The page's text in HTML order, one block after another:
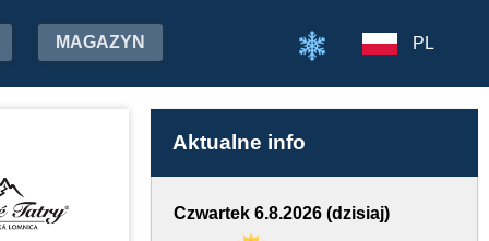
MAGAZYN PL
Aktualne info
Czwartek 6.8.2026 (dzisiaj)